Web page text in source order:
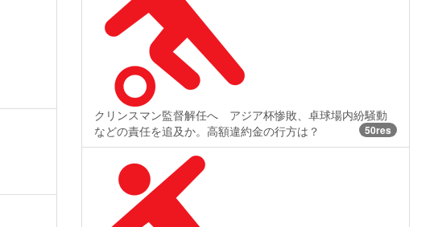
クリンスマン監督解任へ アジア杯惨敗、卓球場内紛騒動
などの責任を追及か。高額違約金の行方は？
50res